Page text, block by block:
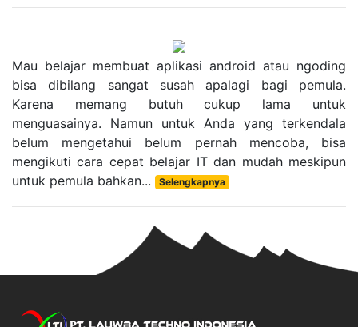
Mau belajar membuat aplikasi android atau ngoding
bisa dibilang sangat susah apalagi bagi pemula.
Karena memang butuh cukup lama untuk
menguasainya. Namun untuk Anda yang terkendala
belum mengetahui belum pernah mencoba, bisa
mengikuti cara cepat belajar IT dan mudah meskipun
untuk pemula bahkan...
Selengkapnya